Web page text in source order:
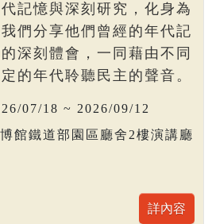
記憶與深刻研究，化身為
們分享他們曾經的年代記
深刻體會，一同藉由不同
的年代聆聽民主的聲音。
07/18 ~ 2026/09/12
館鐵道部園區廳舍2樓演講廳